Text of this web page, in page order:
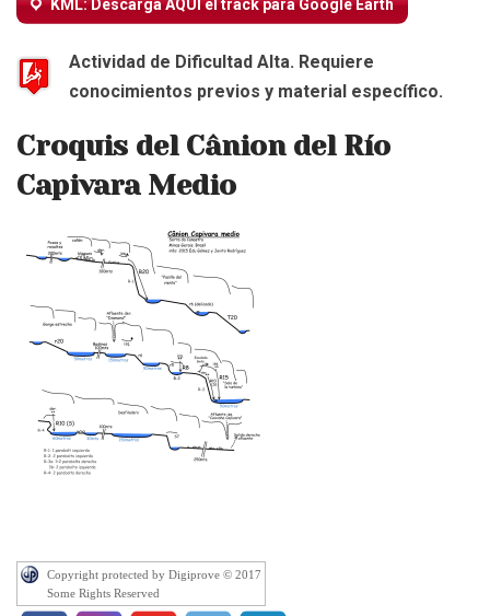
KML: Descarga AQUÍ el track para Google Earth
Actividad de Dificultad Alta. Requiere
conocimientos previos y material específico.
Croquis del Cânion del Río
Capivara Medio
Copyright protected by Digiprove © 2017
Some Rights Reserved